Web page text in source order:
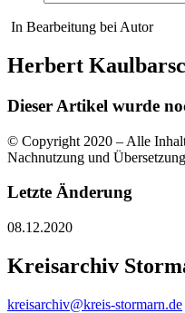
In Bearbeitung bei Autor
Herbert
Dieser Artikel wurde
© Copyright 2020 – Alle
Nachnutzung und
Letzte Änderung
08.12.2020
Kreisarchiv
kreisarchiv@kreis-stormarn.de